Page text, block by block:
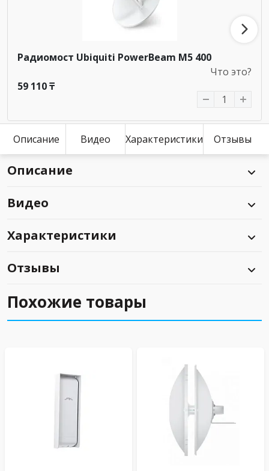
Радиомост Ubiquiti PowerBeam M5 400
Что это?
59 110 ₸
Описание Видео Характеристики Отзывы
Описание
Видео
Характеристики
Отзывы
Похожие товары